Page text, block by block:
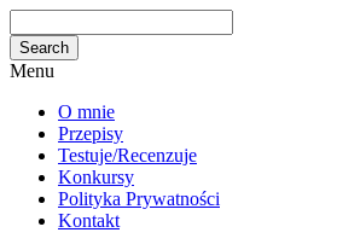
Menu
O mnie
Przepisy
Testuje/Recenzuje
Konkursy
Polityka Prywatności
Kontakt